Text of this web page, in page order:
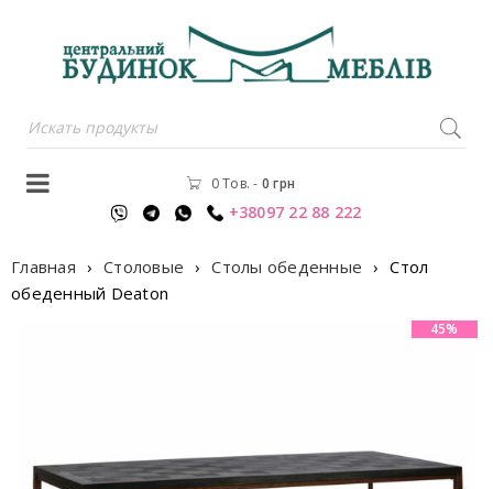
0 Тов. - 0грн
+38097 22 88 222
Главная › Столовые › Столы обеденные › Стол
обеденный Deaton
45%